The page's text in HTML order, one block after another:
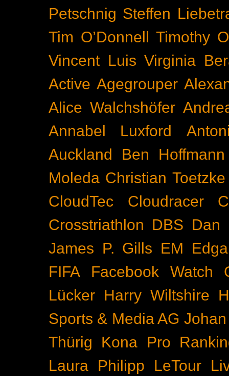
Petschnig Steffen
Tim O’Donnell Timothy
Vincent Luis Virginia
Active Agegrouper
Alice Walchshöfer
Annabel Luxford
Auckland
Ben Hoffmann
Moleda Christian Toetzke
CloudTec
Cloudracer
Crosstriathlon DBS Dan
James P. Gills EM
FIFA
Facebook Watch
Lücker Harry Wiltshire
Sports & Media AG
Thürig
Kona Pro
Laura Philipp
LeTour